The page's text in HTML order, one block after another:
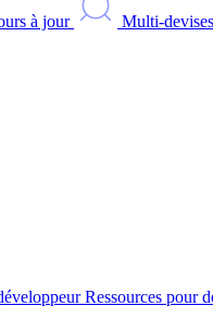
à jour Multi-devises
Ressources pour